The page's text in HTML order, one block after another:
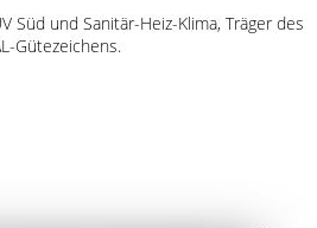
Süd und Sanitär-Heiz-Klima, Träger des
Gütezeichens.